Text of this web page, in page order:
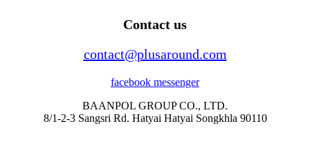
Contact us
contact@plusaround.com
facebook messenger
BAANPOL GROUP CO., LTD.
8/1-2-3 Sangsri Rd. Hatyai Hatyai Songkhla 90110